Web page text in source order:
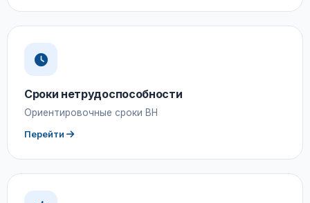
Сроки нетрудоспособности
Ориентировочные сроки ВН
Перейти